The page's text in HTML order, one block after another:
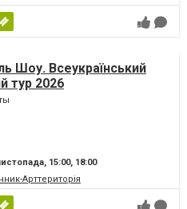
Шоу. Всеукраїнський
тур 2026
15:00, 18:00
Арттериторія